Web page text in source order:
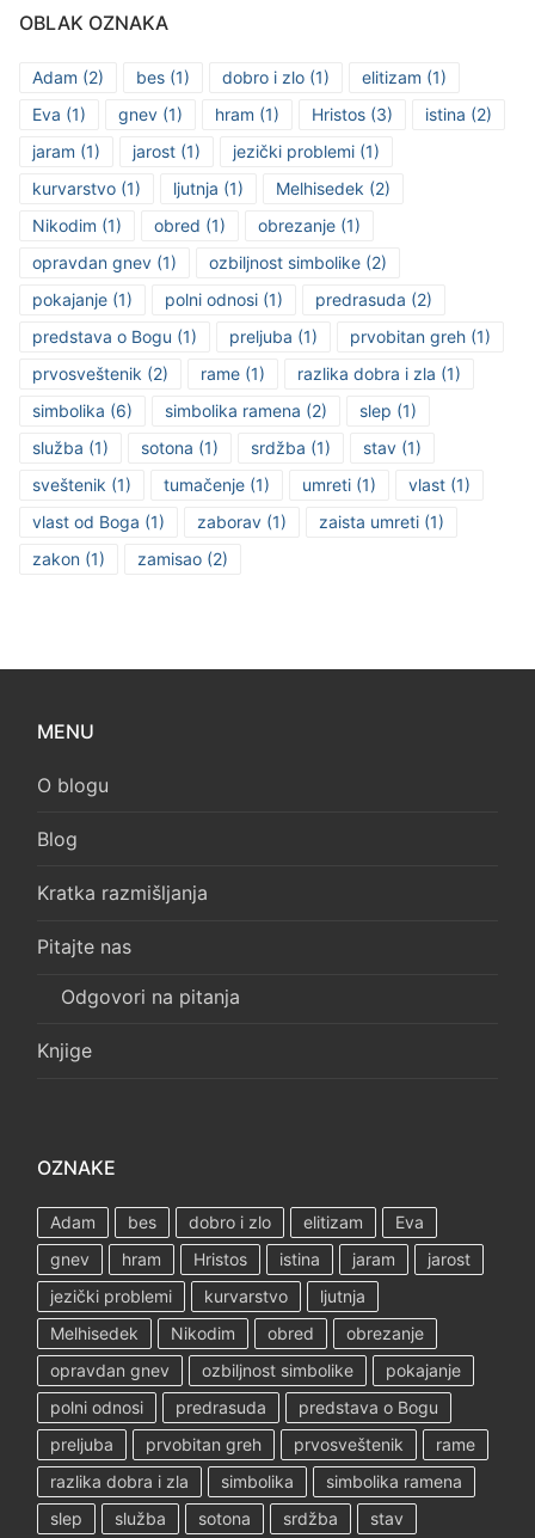
OBLAK OZNAKA
Adam (2) bes (1) dobro i zlo (1) elitizam (1)
Eva (1) gnev (1) hram (1) Hristos (3) istina (2)
jaram (1) jarost (1) jezički problemi (1)
kurvarstvo (1) ljutnja (1) Melhisedek (2)
Nikodim (1) obred (1) obrezanje (1)
opravdan gnev (1) ozbiljnost simbolike (2)
pokajanje (1) polni odnosi (1) predrasuda (2)
predstava o Bogu (1) preljuba (1) prvobitan greh (1)
prvosveštenik (2) rame (1) razlika dobra i zla (1)
simbolika (6) simbolika ramena (2) slep (1)
služba (1) sotona (1) srdžba (1) stav (1)
sveštenik (1) tumačenje (1) umreti (1) vlast (1)
vlast od Boga (1) zaborav (1) zaista umreti (1)
zakon (1) zamisao (2)
MENU
O blogu
Blog
Kratka razmišljanja
Pitajte nas
Odgovori na pitanja
Knjige
OZNAKE
Adam bes dobro i zlo elitizam
Eva
gnev
hram Hristos istina jaram
jarost
jezički problemi
kurvarstvo
ljutnja
Melhisedek
Nikodim obred
obrezanje
opravdan gnev
ozbiljnost simbolike
pokajanje
polni odnosi
predrasuda
predstava o Bogu
preljuba
prvobitan greh prvosveštenik
rame
razlika dobra i zla
simbolika
simbolika ramena
slep
služba sotona srdžba stav